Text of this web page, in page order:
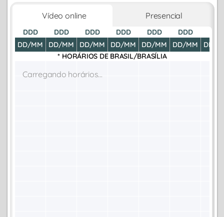
Vídeo online Presencial
DDD
DD/MM
DDD
DD/MM
DDD
DD/MM
DDD
DD/MM
DDD
DD/MM
DDD
DD/MM
DD/
* HORÁRIOS DE BRASIL/BRASÍLIA
Carregando horários...